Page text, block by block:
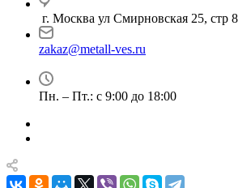
г. Москва ул Смирновская 25, стр 8
zakaz@metall-ves.ru
Пн. – Пт.: с 9:00 до 18:00